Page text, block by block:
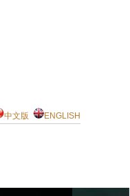
中文版 ENGLISH